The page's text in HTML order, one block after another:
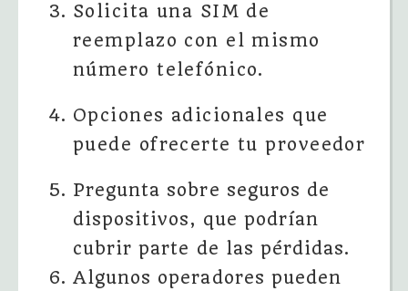
Solicita una SIM de
reemplazo con el mismo
número telefónico.
Opciones adicionales que
puede ofrecerte tu proveedor
Pregunta sobre seguros de
dispositivos, que podrían
cubrir parte de las pérdidas.
Algunos operadores pueden